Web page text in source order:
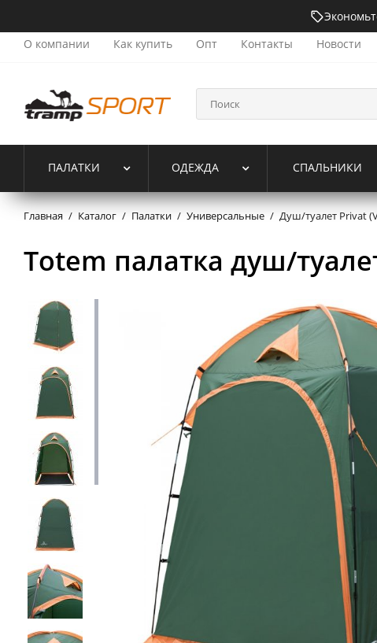
О компании
Как купить Опт Контакты Новости
ПАЛАТКИ ОДЕЖДА СПАЛЬНИКИ
Главная / Каталог / Палатки / Универсальные / Душ/туалет Privat
Totem палатка душ/